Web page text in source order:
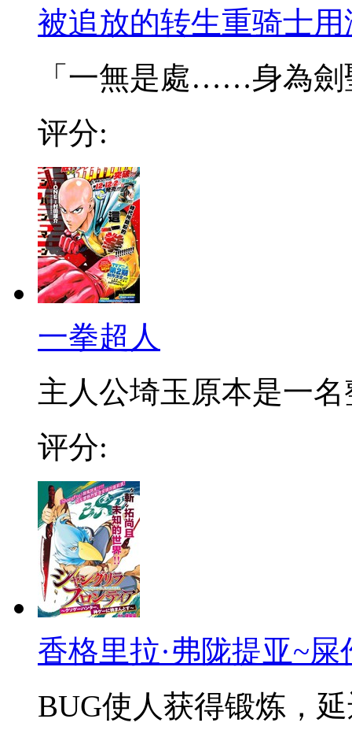
被追放的转生重骑士
「一無是處……身為劍
评分:
一拳超人
主人公埼玉原本是一名
评分:
香格里拉·弗陇提亚~
BUG使人获得锻炼，